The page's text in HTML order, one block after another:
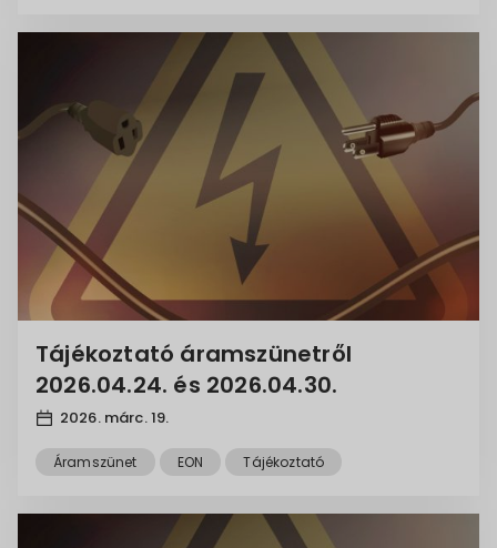
Tájékoztató áramszünetről
2026.04.24. és 2026.04.30.
2026. márc. 19.
Áramszünet EON Tájékoztató